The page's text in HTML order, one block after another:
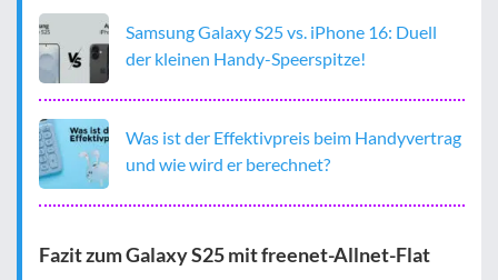
Samsung Galaxy S25 vs. iPhone 16: Duell
der kleinen Handy-Speerspitze!
Was ist der Effektivpreis beim Handyvertrag
und wie wird er berechnet?
Fazit zum Galaxy S25 mit freenet-Allnet-Flat